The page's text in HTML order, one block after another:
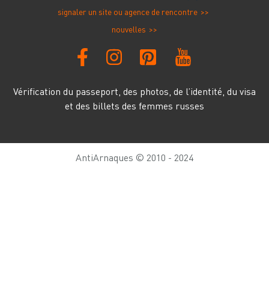
signaler un site ou agence de rencontre
nouvelles
Vérification du passeport, des photos, de l’identité, du visa
et des billets des femmes russes
AntiArnaques © 2010 - 2024